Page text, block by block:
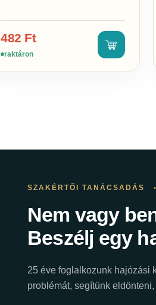
482 Ft
raktáron
SZAKÉRTŐI TANÁCSADÁS •
Nem vagy
Beszélj egy
25 éve foglalkozunk hajózási
problémát, segítünk